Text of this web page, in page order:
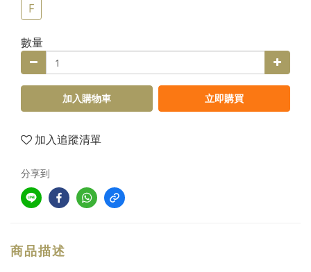
F
數量
加入購物車 立即購買
加入追蹤清單
分享到
商品描述